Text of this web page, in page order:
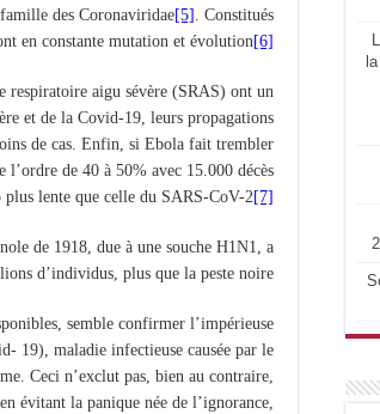
des Coronaviridae[5] . Constitués
en constante mutation et évolution[6]
aigu sévère (SRAS) ont un
et de la Covid-19, leurs propagations
de cas. Enfin, si Ebola fait trembler
de 40 à 50% avec 15.000 décès
plus lente que celle du SARS-CoV-2[7]
de 1918, due à une souche H1N1, a
d’individus, plus que la peste noire,
semble confirmer l’impérieuse
19), maladie infectieuse causée par le
Ceci n’exclut pas, bien au contraire,
évitant la panique née de l’ignorance,